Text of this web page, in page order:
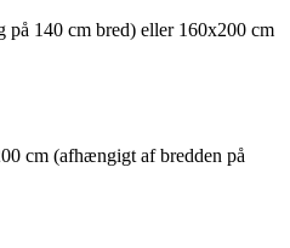
på 140 cm bred) eller 160x200 cm
cm (afhængigt af bredden på